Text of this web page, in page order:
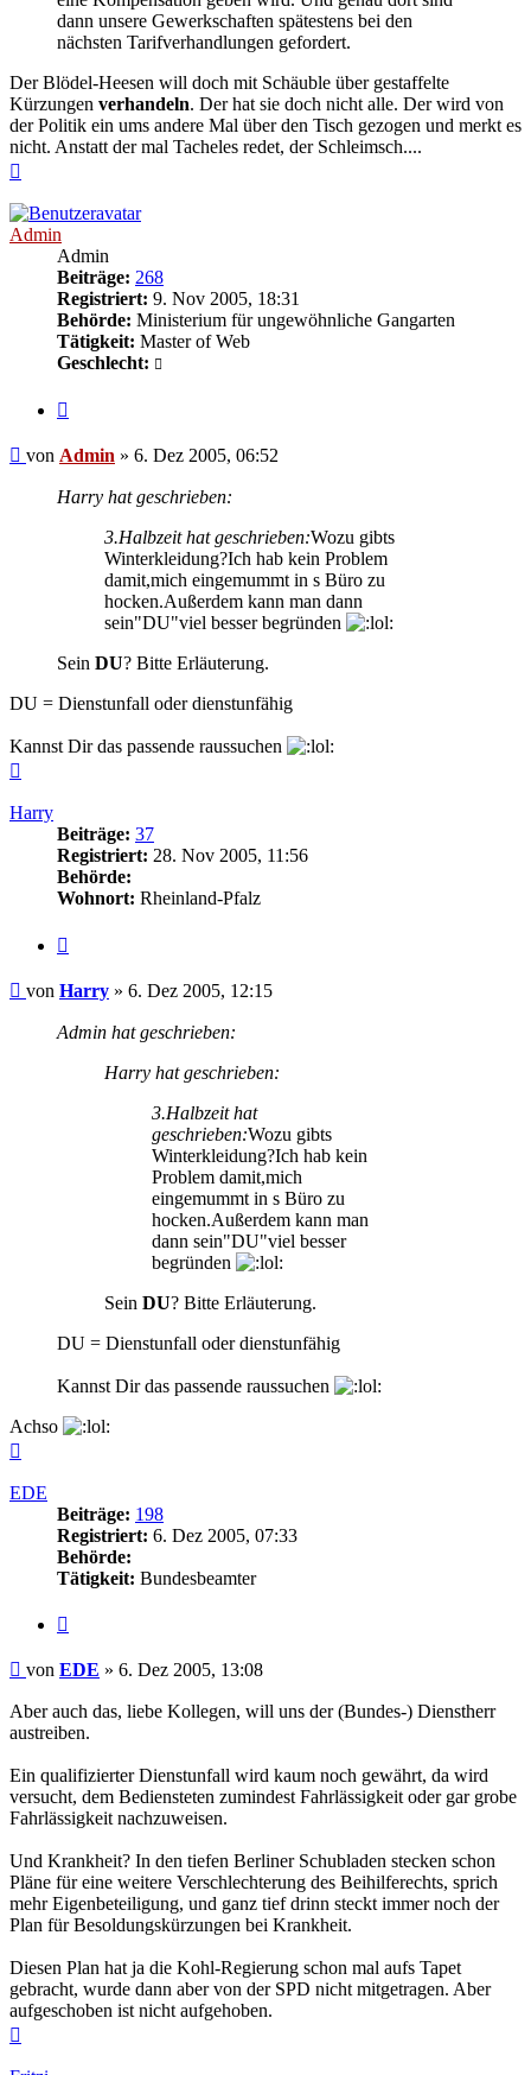
dann unsere Gewerkschaften spätestens bei den
nächsten Tarifverhandlungen gefordert.
Der Blödel-Heesen will doch mit Schäuble über gestaffelte
Kürzungen verhandeln. Der hat sie doch nicht alle. Der wird von
der Politik ein ums andere Mal über den Tisch gezogen und merkt es
nicht. Anstatt der mal Tacheles redet, der Schleimsch....
Admin
Admin
Beiträge: 268
Registriert: 9. Nov 2005, 18:31
Behörde: Ministerium für ungewöhnliche Gangarten
Tätigkeit: Master of Web
Geschlecht:
Beitrag
von Admin » 6. Dez 2005, 06:52
Harry hat geschrieben:
3.Halbzeit hat geschrieben:Wozu gibts
Winterkleidung?Ich hab kein Problem
damit,mich eingemummt in s Büro zu
hocken.Außerdem kann man dann
sein"DU"viel besser begründen
Sein DU? Bitte Erläuterung.
DU = Dienstunfall oder dienstunfähig
Kannst Dir das passende raussuchen
Harry
Beiträge: 37
Registriert: 28. Nov 2005, 11:56
Behörde:
Wohnort: Rheinland-Pfalz
Beitrag
von Harry » 6. Dez 2005, 12:15
Admin hat geschrieben:
Harry hat geschrieben:
3.Halbzeit hat
geschrieben:Wozu gibts
Winterkleidung?Ich hab kein
Problem damit,mich
eingemummt in s Büro zu
hocken.Außerdem kann man
dann sein"DU"viel besser
begründen
Sein DU? Bitte Erläuterung.
DU = Dienstunfall oder dienstunfähig
Kannst Dir das passende raussuchen
Achso
EDE
Beiträge: 198
Registriert: 6. Dez 2005, 07:33
Behörde:
Tätigkeit: Bundesbeamter
Beitrag
von EDE » 6. Dez 2005, 13:08
Aber auch das, liebe Kollegen, will uns der (Bundes-) Dienstherr
austreiben.
Ein qualifizierter Dienstunfall wird kaum noch gewährt, da wird
versucht, dem Bediensteten zumindest Fahrlässigkeit oder gar grobe
Fahrlässigkeit nachzuweisen.
Und Krankheit? In den tiefen Berliner Schubladen stecken schon
Pläne für eine weitere Verschlechterung des Beihilferechts, sprich
mehr Eigenbeteiligung, und ganz tief drinn steckt immer noch der
Plan für Besoldungskürzungen bei Krankheit.
Diesen Plan hat ja die Kohl-Regierung schon mal aufs Tapet
gebracht, wurde dann aber von der SPD nicht mitgetragen. Aber
aufgeschoben ist nicht aufgehoben.